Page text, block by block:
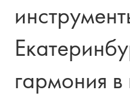
гармония